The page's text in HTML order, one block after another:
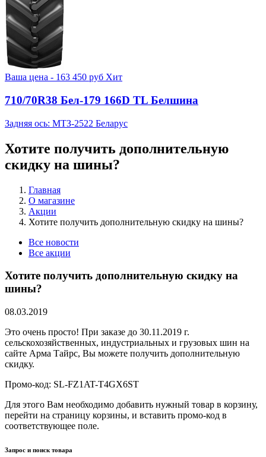
Ваша цена - 163 450 руб Хит
710/70R38 Бел-179 166D TL Белшина
Задняя ось: МТЗ-2522 Беларус
Хотите получить дополнительную
скидку на шины?
Главная
О магазине
Акции
Хотите получить дополнительную скидку на шины?
Все новости
Все акции
Хотите получить дополнительную скидку на
шины?
08.03.2019
Это очень просто! При заказе до 30.11.2019 г.
сельскохозяйственных, индустриальных и грузовых шин на
сайте Арма Тайрс, Вы можете получить дополнительную
скидку.
Промо-код: SL-FZ1AT-T4GX6ST
Для этого Вам необходимо добавить нужный товар в корзину,
перейти на страницу корзины, и вставить промо-код в
соответствующее поле.
Запрос и поиск товара